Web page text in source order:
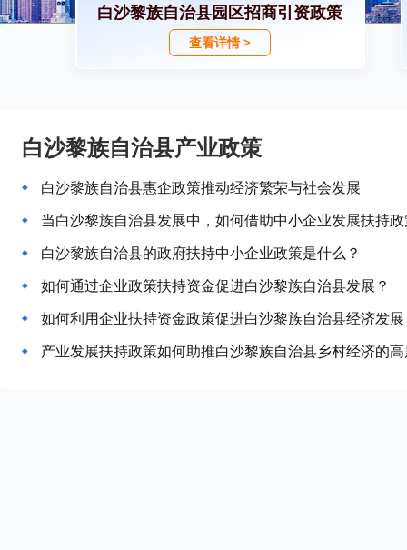
白沙黎族自治县园区招商引资政策
查看详情 >
白沙黎族自治县产业政策
白沙黎族自治县惠企政策推动经济繁荣与社会发展
当白沙黎族自治县发展中，如何借助中小企业发展扶持
白沙黎族自治县的政府扶持中小企业政策是什么？
如何通过企业政策扶持资金促进白沙黎族自治县发展？
如何利用企业扶持资金政策促进白沙黎族自治县经济发
产业发展扶持政策如何助推白沙黎族自治县乡村经济的